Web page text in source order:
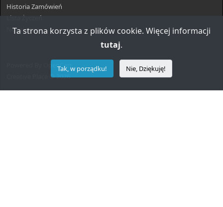
Historia Zamówień
Lista Życzeń
Newsletter
OpenCart
Creative Place © 2026
Ta strona korzysta z plików cookie. Więcej informacji
tutaj.
Tak, w porządku! Nie, Dziękuję!